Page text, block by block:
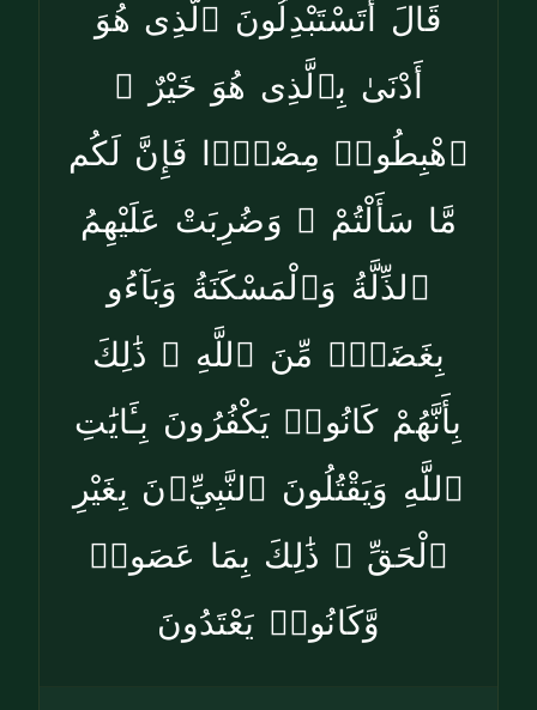
قَالَ أَتَسْتَبْدِلُونَ ٱلَّذِى هُوَ
أَدْنَىٰ بِٱلَّذِى هُوَ خَيْرٌ ۚ
ٱهْبِطُوا۟ مِصْرًۭا فَإِنَّ لَكُم
مَّا سَأَلْتُمْ ۗ وَضُرِبَتْ عَلَيْهِمُ
ٱلذِّلَّةُ وَٱلْمَسْكَنَةُ وَبَآءُو
بِغَضَبٍۢ مِّنَ ٱللَّهِ ۗ ذَٰلِكَ
بِأَنَّهُمْ كَانُوا۟ يَكْفُرُونَ بِـَٔايَٰتِ
ٱللَّهِ وَيَقْتُلُونَ ٱلنَّبِيِّۦنَ بِغَيْرِ
ٱلْحَقِّ ۗ ذَٰلِكَ بِمَا عَصَوا۟
وَّكَانُوا۟ يَعْتَدُونَ